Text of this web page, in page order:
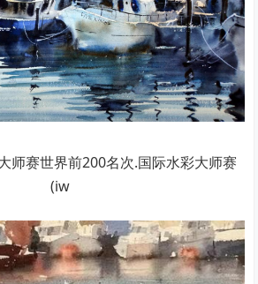
师赛世界前200名次.国际水彩大师赛
(iw